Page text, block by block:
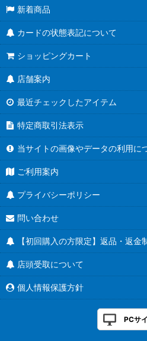
新着商品
カードの状態表記について
ショッピングカート
店舗案内
最近チェックしたアイテム
特定商取引法表示
当サイトの画像やデータの利用に
ご利用案内
プライバシーポリシー
問い合わせ
【初回購入の方限定】返品・返金
店頭受取について
個人情報保護方針
PCサ